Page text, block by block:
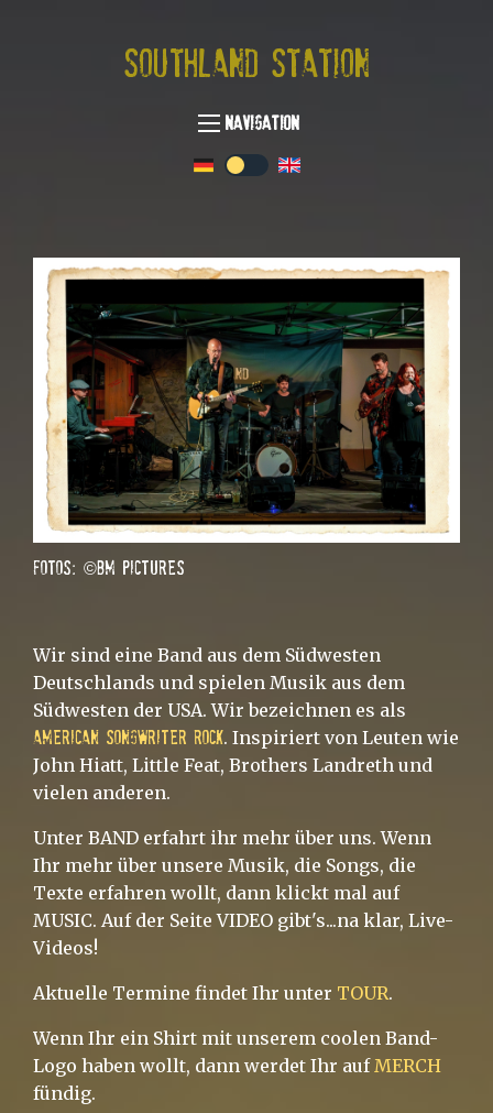
Southland Station
Navigation
Fotos: ©bm pictures
Wir sind eine Band aus dem Südwesten
Deutschlands und spielen Musik aus dem
Südwesten der USA. Wir bezeichnen es als
american songwriter rock. Inspiriert von Leuten wie
John Hiatt, Little Feat, Brothers Landreth und
vielen anderen.
Unter BAND erfahrt ihr mehr über uns. Wenn
Ihr mehr über unsere Musik, die Songs, die
Texte erfahren wollt, dann klickt mal auf
MUSIC. Auf der Seite VIDEO gibt's...na klar, Live-
Videos!
Aktuelle Termine findet Ihr unter TOUR.
Wenn Ihr ein Shirt mit unserem coolen Band-
Logo haben wollt, dann werdet Ihr auf MERCH
fündig.